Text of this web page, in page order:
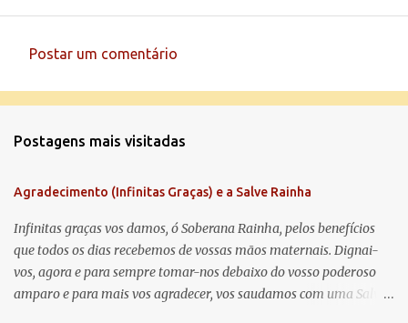
e
t
á
r
i
o
Postar um comentário
Postagens mais visitadas
Agradecimento (Infinitas Graças) e a Salve Rainha
Infinitas graças vos damos, ó Soberana Rainha, pelos benefícios
que todos os dias recebemos de vossas mãos maternais. Dignai-
vos, agora e para sempre tomar-nos debaixo do vosso poderoso
amparo e para mais vos agradecer, vos saudamos com uma Salve